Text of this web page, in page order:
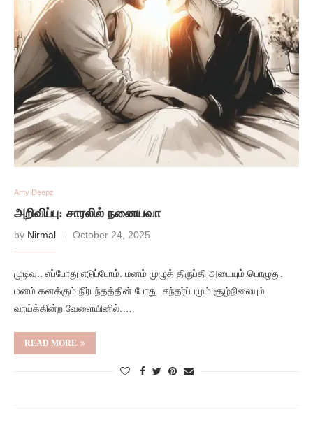
Amy Deepz
அறிவிப்பு: சாரலில் நனையவா
by Nirmal October 24, 2025
முடிவு.. எப்போது எடுப்போம். மனம் முழுத் திருப்தி அடையும் பொழுது.
மனம் கனக்கும் நிர்பந்தத்தின் போது. சந்தர்ப்பமும் சூழ்நிலையும்
வாய்க்கின்ற வேளையினில்.…
READ MORE